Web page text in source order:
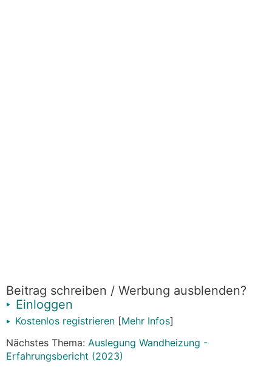
Beitrag schreiben / Werbung ausblenden?
Einloggen
Kostenlos registrieren [Mehr Infos]
Nächstes Thema: Auslegung Wandheizung -
Erfahrungsbericht (2023)